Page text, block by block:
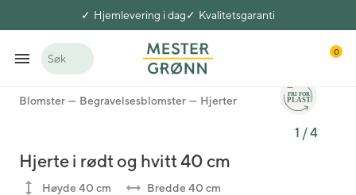
Hjemlevering i dag Kvalitetsgaranti
Søk
0
Blomster Begravelsesblomster Hjerter
1 /4
Hjerte i rødt og hvitt 40 cm
Høyde 40 cm Bredde 40 cm